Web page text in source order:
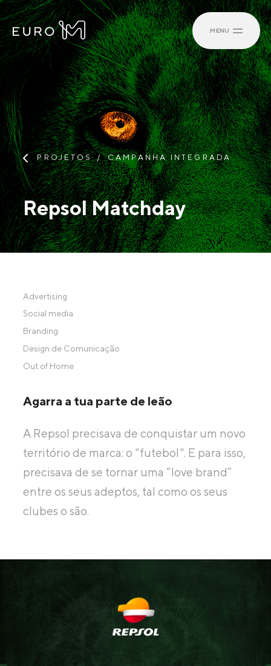
MENU
PROJETOS CAMPANHA INTEGRADA
Repsol Matchday
Advertising
Social media
Branding
Design de Comunicação
Out of Home
Agarra a tua parte de leão
A Repsol precisava de conquistar um novo
território de marca: o "futebol". E para isso,
precisava de se tornar uma “love brand”
entre os seus adeptos, tal como os seus
clubes o são.